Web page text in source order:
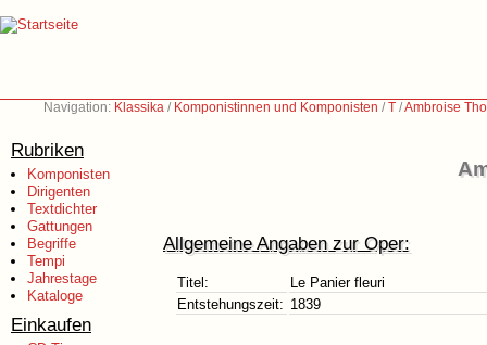
Navigation: Klassika / Komponistinnen und Komponisten /T /Ambroise
Rubriken
Komponisten
Dirigenten
Textdichter
Gattungen
Begriffe
Tempi
Jahrestage
Kataloge
Einkaufen
Allgemeine Angaben zur Oper:
Titel:
Le Panier fleuri
Entstehungszeit: 1839